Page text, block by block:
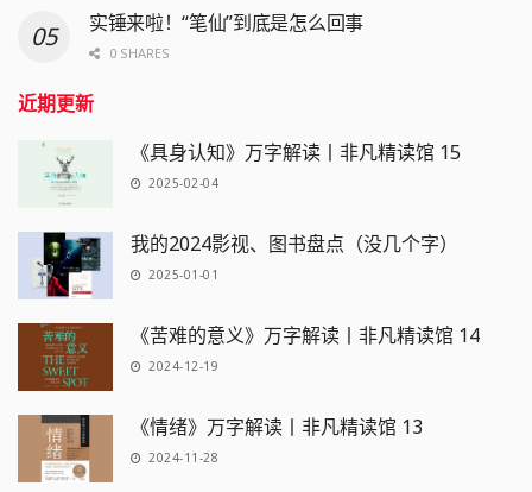
实锤来啦！“笔仙”到底是怎么回事
0 SHARES
近期更新
《具身认知》万字解读丨非凡精读馆 15
2025-02-04
我的2024影视、图书盘点（没几个字）
2025-01-01
《苦难的意义》万字解读丨非凡精读馆 14
2024-12-19
《情绪》万字解读丨非凡精读馆 13
2024-11-28